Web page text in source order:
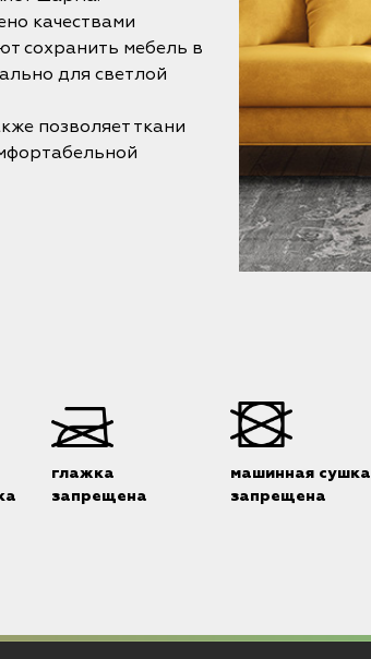
качествами
сохранить мебель в
для светлой
позволяет ткани
глажка
запрещена
машинная сушка
запрещена